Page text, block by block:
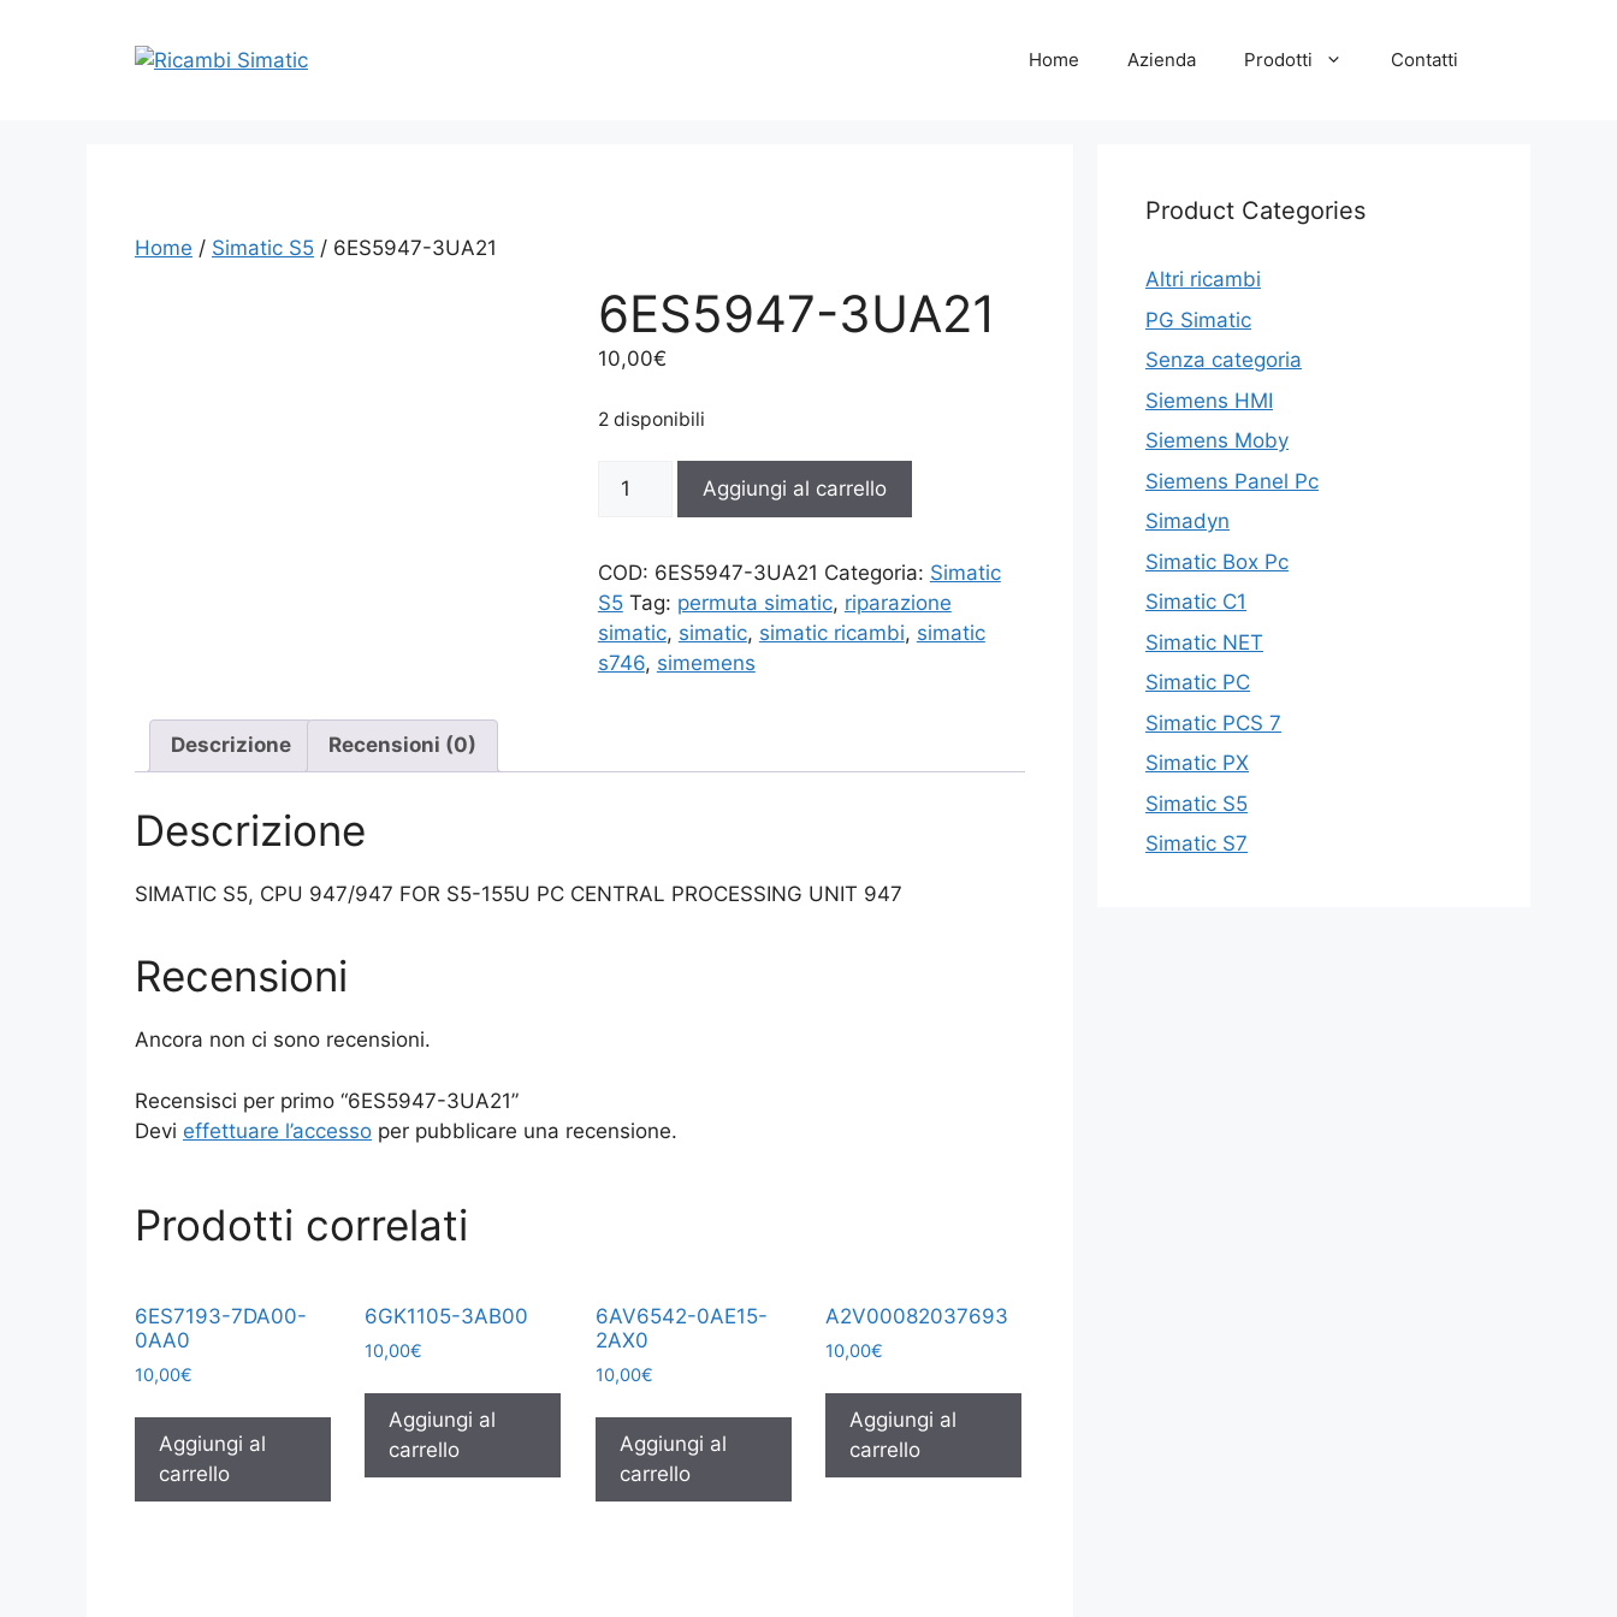
Home Azienda Prodotti Contatti
Home / Simatic S5 / 6ES5947-3UA21
6ES5947-3UA21
10,00€
2 disponibili
3UA21
Aggiungi al carrello
COD: 6ES5947-3UA21 Categoria: Simatic
S5 Tag: permuta simatic, riparazione
simatic, simatic, simatic ricambi, simatic
s746, simemens
Descrizione Recensioni (0)
Descrizione
SIMATIC S5, CPU 947/947 FOR S5-155U PC CENTRAL PROCESSING UNIT 947
Recensioni
Ancora non ci sono recensioni.
Recensisci per primo “6ES5947-3UA21”
Devi effettuare l’accesso per pubblicare una recensione.
Prodotti correlati
6ES7193-7DA00-
0AA0
10,00€
Aggiungi al
carrello
6GK1105-3AB00
10,00€
Aggiungi al
carrello
6AV6542-0AE15-
2AX0
10,00€
Aggiungi al
carrello
A2V00082037693
10,00€
Aggiungi al
carrello
Product Categories
Altri ricambi
PG Simatic
Senza categoria
Siemens HMI
Siemens Moby
Siemens Panel Pc
Simadyn
Simatic Box Pc
Simatic C1
Simatic NET
Simatic PC
Simatic PCS 7
Simatic PX
Simatic S5
Simatic S7